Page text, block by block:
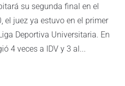
su segunda final en el
el juez ya estuvo en el primer
Deportiva Universitaria. En
4 veces a IDV y 3 al...